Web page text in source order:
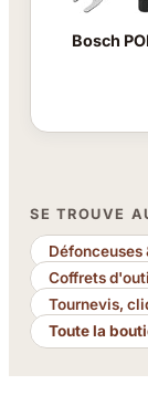
Bosch
SE TROUVE
Défonceuses
Coffrets
Tournevis,
Toute la